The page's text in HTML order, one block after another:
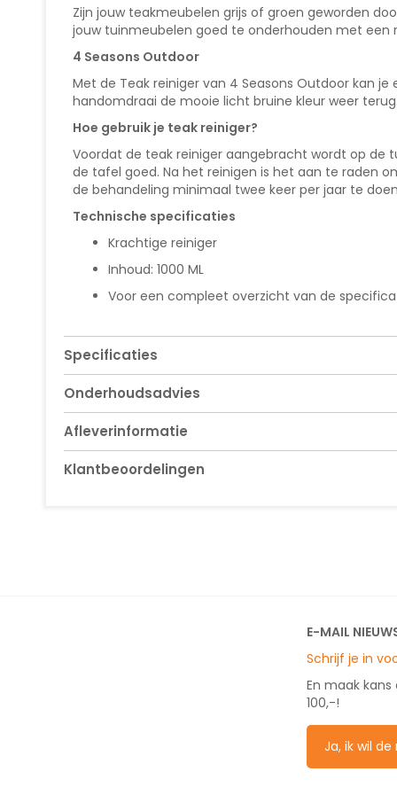
afbeeldingen-
gallerij
Zijn jouw teakmeubelen grijs of groen geworden
jouw tuinmeubelen goed te onderhouden met een
4 Seasons Outdoor
Met de Teak reiniger van 4 Seasons Outdoor kan
handomdraai de mooie licht bruine kleur weer terug.
Hoe gebruik je teak reiniger?
Voordat de teak reiniger aangebracht wordt op de
de tafel goed. Na het reinigen is het aan te raden
de behandeling minimaal twee keer per jaar te
Technische specificaties
Krachtige reiniger
Inhoud: 1000 ML
Voor een compleet overzicht van de
Specificaties
Onderhoudsadvies
Afleverinformatie
Klantbeoordelingen
E-MAIL
Schrijf je in
En maak
100,-!
Ja, ik wil